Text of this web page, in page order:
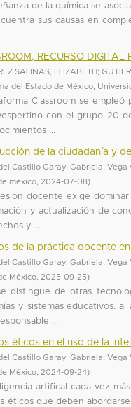
de la química se
sus causas en
RECURSO
SALINAS, ELIZABETH;
del Estado de México,
Classroom se
con el grupo 20
...
de la ciudadanía y
Castillo Garay, Gabriela;Vega
méxico
2024-07-08)
docente exige
y actualización de
y ...
de la práctica docente
Castillo Garay, Gabriela;Vega
México
2025-09-25)
distingue de otras
y sistemas educativos.
...
éticos en el uso de la
Castillo Garay, Gabriela;Vega
México
2024-09-24)
artifical cada vez
éticos que deben